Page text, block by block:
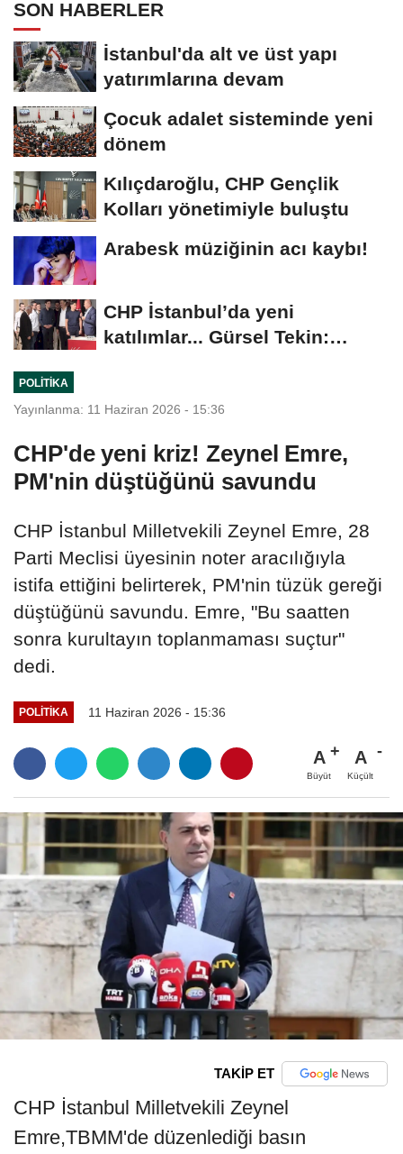
SON HABERLER
İstanbul'da alt ve üst yapı
yatırımlarına devam
Çocuk adalet sisteminde yeni
dönem
Kılıçdaroğlu, CHP Gençlik
Kolları yönetimiyle buluştu
Arabesk müziğinin acı kaybı!
CHP İstanbul’da yeni
katılımlar... Gürsel Tekin:
POLITIKA
Yayınlanma: 11 Haziran 2026 - 15:36
CHP'de yeni kriz! Zeynel Emre,
PM'nin düştüğünü savundu
CHP İstanbul Milletvekili Zeynel Emre, 28
Parti Meclisi üyesinin noter aracılığıyla
istifa ettiğini belirterek, PM'nin tüzük gereği
düştüğünü savundu. Emre, "Bu saatten
sonra kurultayın toplanmaması suçtur"
dedi.
POLITIKA 11 Haziran 2026 - 15:36
A
Büyüt
A
Küçült
TAKİP ET
CHP İstanbul Milletvekili Zeynel
Emre,TBMM'de düzenlediği basın